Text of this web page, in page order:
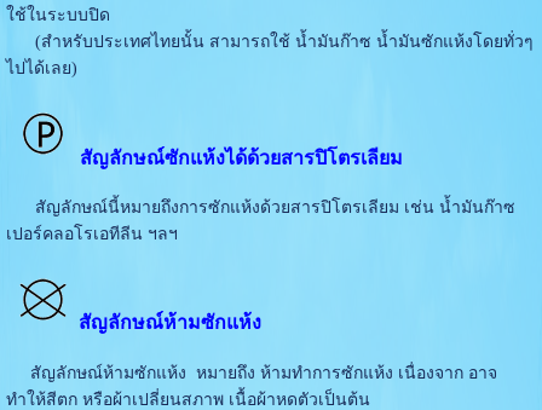
ใช้ในระบบปิด
(สำหรับประเทศไทยนั้น สามารถใช้ น้ำมันก๊าซ น้ำมันซักแห้งโดยทั่วๆ
ไปได้เลย)
สัญลักษณ์ซักแห้งได้ด้วยสารปิโตรเลียม
สัญลักษณ์นี้หมายถึงการซักแห้งด้วยสารปิโตรเลียม เช่น น้ำมันก๊าซ
เปอร์คลอโรเอทีลีน ฯลฯ
สัญลักษณ์ห้ามซักแห้ง
สัญลักษณ์ห้ามซักแห้ง หมายถึง ห้ามทำการซักแห้ง เนื่องจาก อาจ
ทำให้สีตก หรือผ้าเปลี่ยนสภาพ เนื้อผ้าหดตัวเป็นต้น